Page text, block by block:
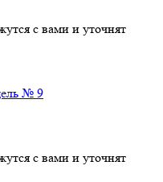
с вами и уточнят
№ 9
с вами и уточнят